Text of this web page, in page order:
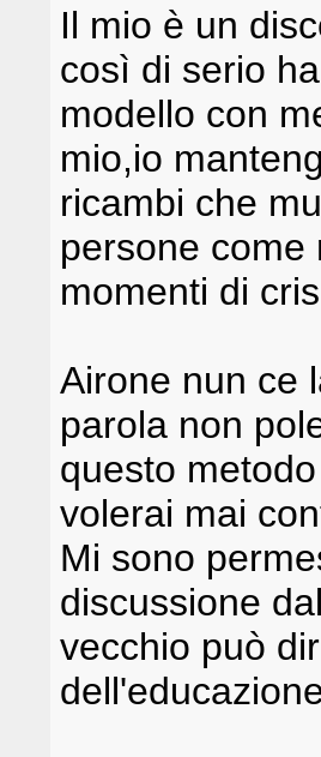
Il mio è un
così di serio
modello con
mio,io
ricambi che
persone come
momenti di
Airone nun ce
parola non
questo
volerai mai
Mi sono
discussione
vecchio può